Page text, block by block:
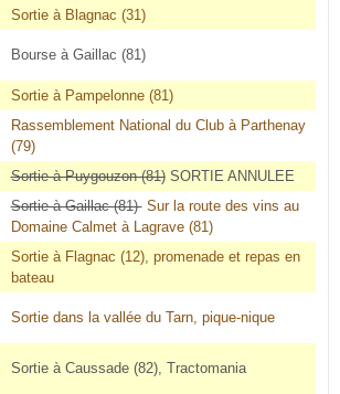
Sortie à Blagnac (31)
Bourse à Gaillac (81)
Sortie à Pampelonne (81)
Rassemblement National du Club à Parthenay
(79)
Sortie à Puygouzon (81)SORTIE ANNULEE
Sortie à Gaillac (81) Sur la route des vins au
Domaine Calmet à Lagrave (81)
Sortie à Flagnac (12), promenade et repas en
bateau
Sortie dans la vallée du Tarn, pique-nique
Sortie à Caussade (82), Tractomania